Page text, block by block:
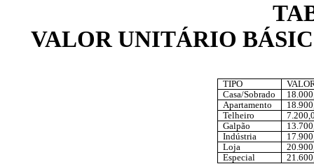
VALOR UNITÁRIO
TIPO
Casa/Sobrado
Apartamento
Telheiro
Galpão
Indústria
Loja
Especial